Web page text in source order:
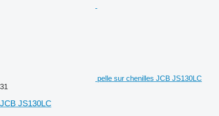
pelle sur chenilles JCB JS130LC
31
JCB JS130LC